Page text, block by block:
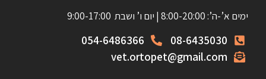
ימים א’-ה’: 8:00-20:00 | יום ו’ ושבת 9:00-17:00
08-6435030
054-6486366
vet.ortopet@gmail.com